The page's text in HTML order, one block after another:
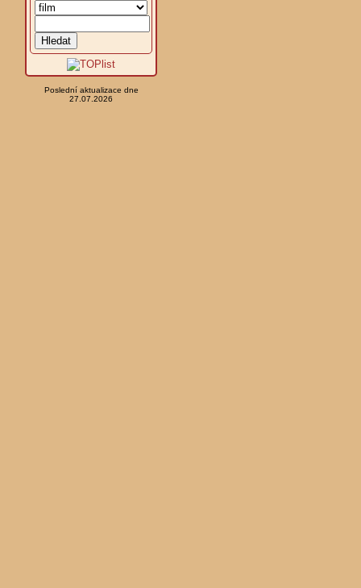
Poslední aktualizace dne
27.07.2026